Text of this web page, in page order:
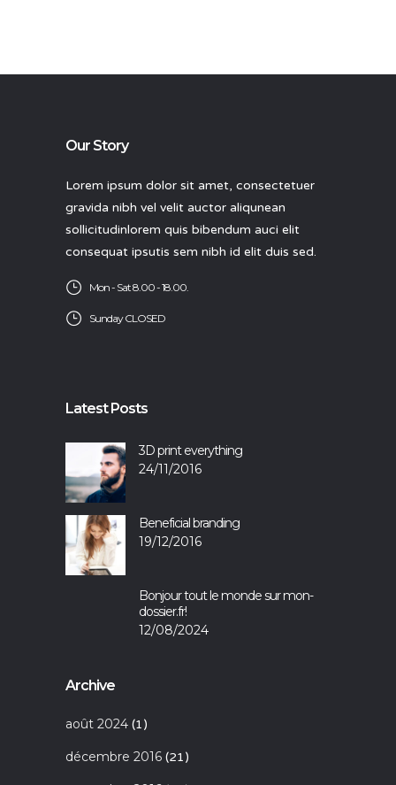
Our Story
Lorem ipsum dolor sit amet, consectetuer
gravida nibh vel velit auctor aliqunean
sollicitudinlorem quis bibendum auci elit
consequat ipsutis sem nibh id elit duis sed.
Mon - Sat 8.00 - 18.00.
Sunday CLOSED
Latest Posts
3D print everything
24/11/2016
Beneficial branding
19/12/2016
Bonjour tout le monde sur mon-
dossier.fr!
12/08/2024
Archive
août 2024 (1)
décembre 2016 (21)